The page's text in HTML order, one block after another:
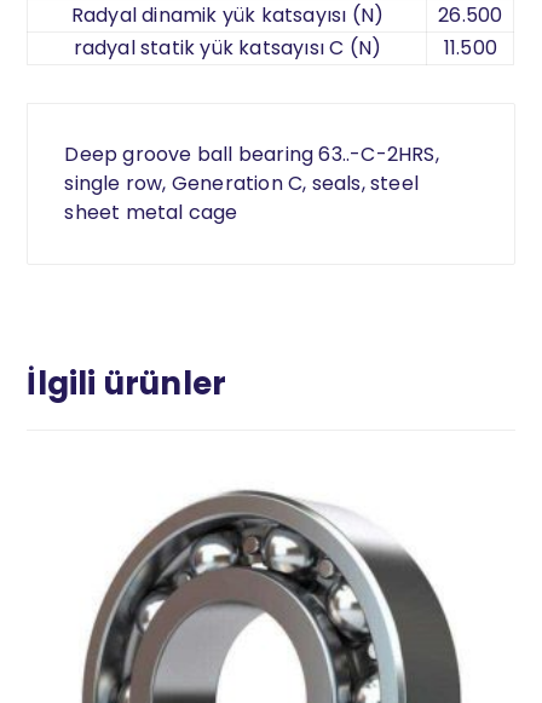
Radyal dinamik yük katsayısı (N)
26.500
radyal statik yük katsayısı C (N)
11.500
Deep groove ball bearing 63..-C-2HRS,
single row, Generation C, seals, steel
sheet metal cage
İlgili ürünler